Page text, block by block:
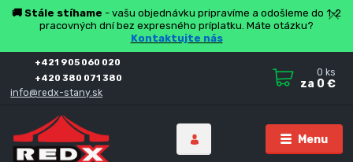
🚚 Stále stíhame - vašu objednávku pripravíme a odošleme do 1-2
pracovných dní bez expresného príplatku. Máte otázku?
Kontaktujte nás
Menu
+421 905 060 020
+420 380 071 380
info@redx-stany.sk
0 ks
za 0 €